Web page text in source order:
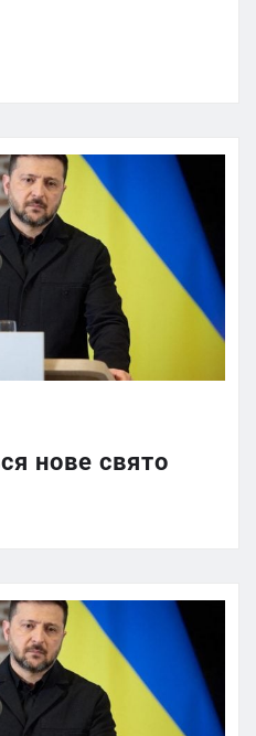
нове свято